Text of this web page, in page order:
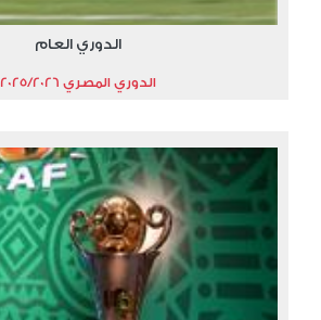
الدوري العام
الدوري المصري 2025/2026